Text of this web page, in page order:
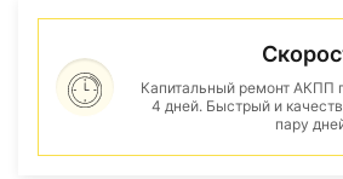
Капитальный ремонт АКПП
4 дней. Быстрый и
пару